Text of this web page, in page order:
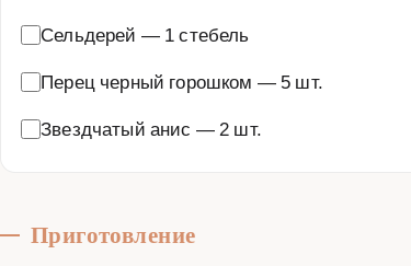
Сельдерей — 1 стебель
Перец черный горошком — 5 шт.
Звездчатый анис — 2 шт.
Приготовление